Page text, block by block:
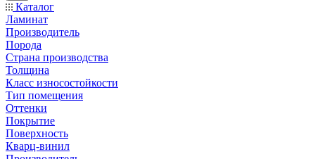
Каталог
Ламинат
Производитель
Порода
Страна производства
Толщина
Класс износостойкости
Тип помещения
Оттенки
Покрытие
Поверхность
Кварц-винил